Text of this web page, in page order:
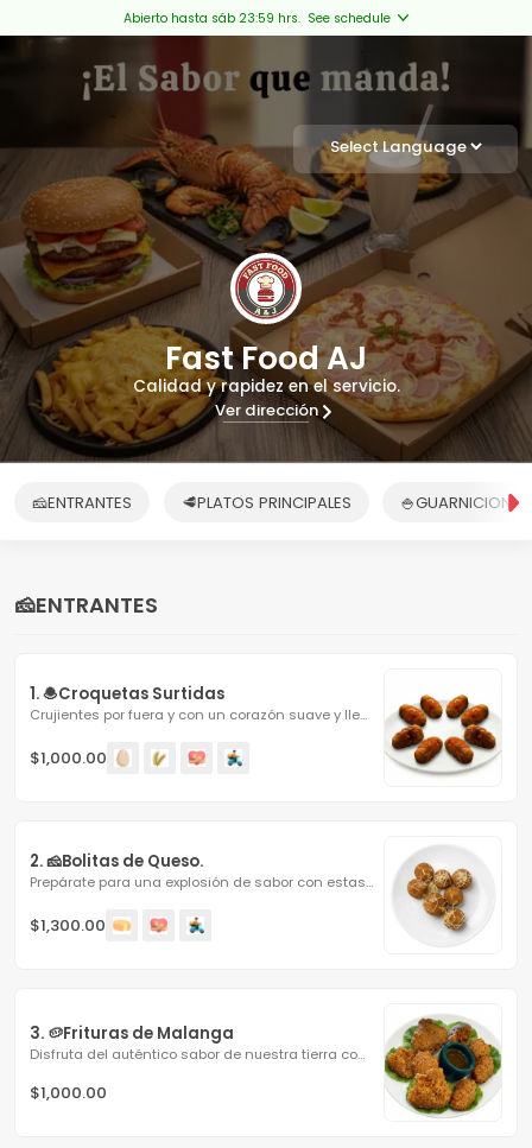
Abierto hasta sáb 23:59 hrs. See schedule
Powered by
Translate
Fast Food AJ
Calidad y rapidez en el servicio.
Ver dirección
🧀ENTRANTES 🥩PLATOS PRINCIPALES 🍚GUARNICIONES
🧀ENTRANTES
1. 🧆Croquetas Surtidas
Crujientes por fuera y con un corazón suave y lleno de...
$1,000.00
2. 🧀Bolitas de Queso.
Prepárate para una explosión de sabor con estas esferas...
$1,300.00
3. 🥔Frituras de Malanga
Disfruta del auténtico sabor de nuestra tierra con estas...
$1,000.00